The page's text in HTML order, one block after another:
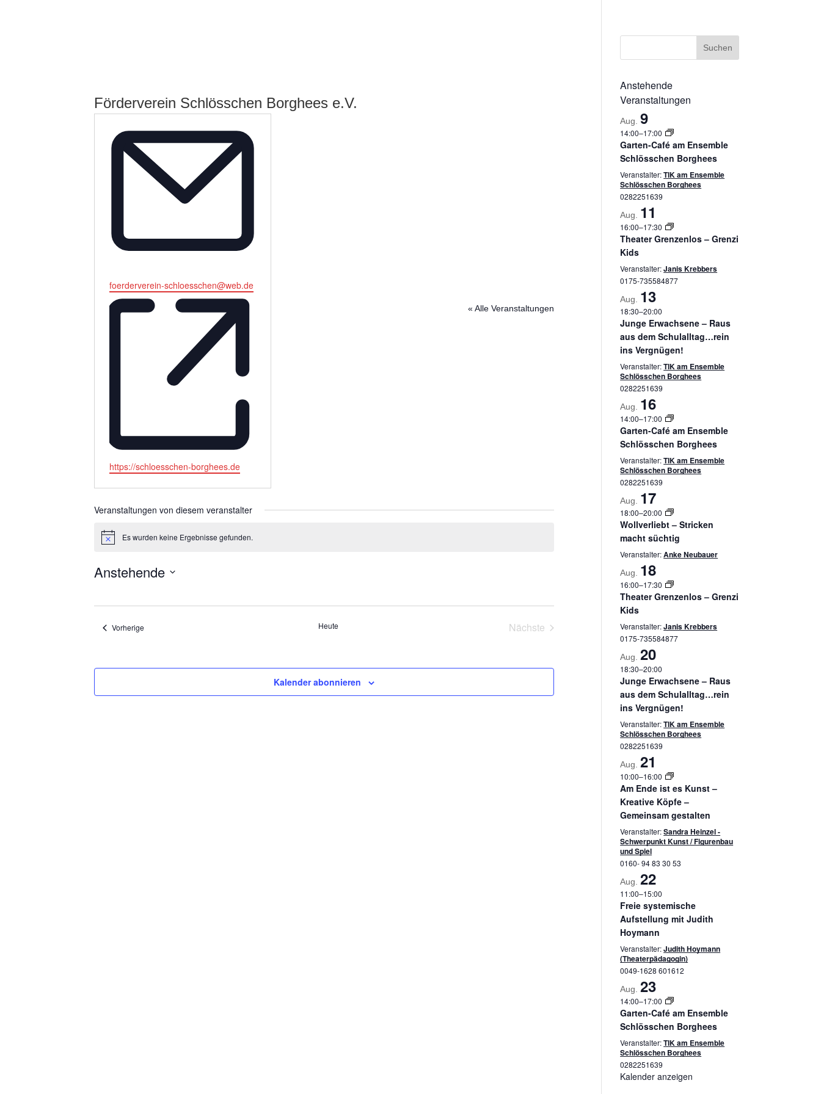
Förderverein Schlösschen Borghees e.V.
« Alle Veranstaltungen
Email
foerderverein-schloesschen@web.de
Webseite
https://schloesschen-borghees.de
Veranstaltungen von diesem veranstalter
HinweisEs wurden keine Ergebnisse gefunden.
Anstehende
VorherigeVeranstaltungen Heute
Nächste
Kalender abonnieren
Anstehende
Veranstaltungen
Aug.9
14:00–17:00
Garten-Café am Ensemble
Schlösschen Borghees
Veranstalter:TIK am Ensemble
Schlösschen Borghees
0282251639
Aug. 11
16:00–17:30
Theater Grenzenlos – Grenzi
Kids
Veranstalter:Janis Krebbers
0175-735584877
Aug. 13
18:30–20:00
Junge Erwachsene – Raus
aus dem Schulalltag…rein
ins Vergnügen!
Veranstalter:TIK am Ensemble
Schlösschen Borghees
0282251639
Aug. 16
14:00–17:00
Garten-Café am Ensemble
Schlösschen Borghees
Veranstalter:TIK am Ensemble
Schlösschen Borghees
0282251639
Aug. 17
18:00–20:00
Wollverliebt – Stricken
macht süchtig
Veranstalter:Anke Neubauer
Aug. 18
16:00–17:30
Theater Grenzenlos – Grenzi
Kids
Veranstalter:Janis Krebbers
0175-735584877
Aug. 20
18:30–20:00
Junge Erwachsene – Raus
aus dem Schulalltag…rein
ins Vergnügen!
Veranstalter:TIK am Ensemble
Schlösschen Borghees
0282251639
Aug. 21
10:00–16:00
Am Ende ist es Kunst –
Kreative Köpfe –
Gemeinsam gestalten
Veranstalter:Sandra Heinzel -
Schwerpunkt Kunst / Figurenbau
und Spiel
0160- 94 83 30 53
Aug. 22
11:00–15:00
Freie systemische
Aufstellung mit Judith
Hoymann
Veranstalter:Judith Hoymann
(Theaterpädagogin)
0049-1628 601612
Aug. 23
14:00–17:00
Garten-Café am Ensemble
Schlösschen Borghees
Veranstalter:TIK am Ensemble
Schlösschen Borghees
0282251639
Kalender anzeigen